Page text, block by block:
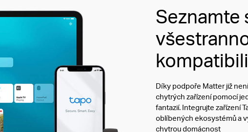
Seznamte
Díky podpoře Matter již
chytrých zařízení pomocí
fantazií. Integrujte zařízení
oblíbených ekosystémů a
chytrou domácnost